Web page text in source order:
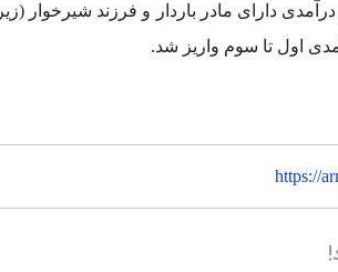
غیرنقدی طرح یسنا شامل سرپرستان خانوار ۳ دهک اول درآمدی دارای مادر باردار و فرزند شیرخوار (زیر
https://